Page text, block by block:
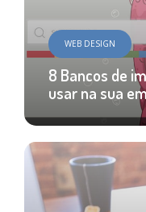
WEB DESIGN
8 Bancos de
usar na sua